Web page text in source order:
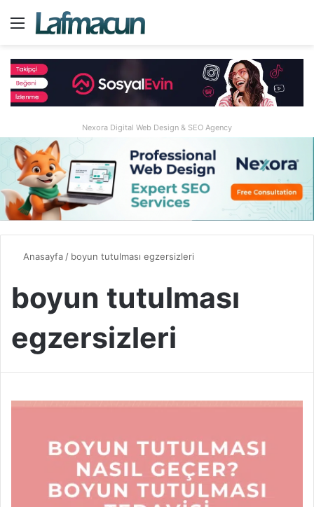
Menü
Nexora Digital Web Design & SEO Agency
Anasayfa/ boyun tutulması egzersizleri
boyun tutulması
egzersizleri